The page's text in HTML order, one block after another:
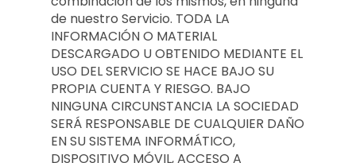
de nuestro Servicio. TODA LA
INFORMACIÓN O MATERIAL
DESCARGADO U OBTENIDO MEDIANTE EL
USO DEL SERVICIO SE HACE BAJO SU
PROPIA CUENTA Y RIESGO. BAJO
NINGUNA CIRCUNSTANCIA LA SOCIEDAD
SERÁ RESPONSABLE DE CUALQUIER DAÑO
EN SU SISTEMA INFORMÁTICO,
DISPOSITIVO MÓVIL, ACCESO A